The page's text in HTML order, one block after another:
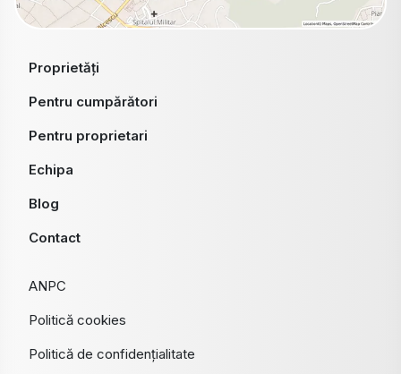
Proprietăți
Pentru cumpărători
Pentru proprietari
Echipa
Blog
Contact
ANPC
Politică cookies
Politică de confidențialitate